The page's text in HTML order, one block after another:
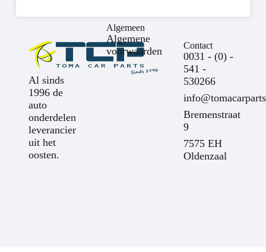
Al sinds
1996 de
auto
onderdelen
leverancier
uit het
oosten.
Algemeen
Algemene
voorwaarden
Contact
0031 - (0) -
541 -
530266
Bremenstraat
9
7575 EH
Oldenzaal